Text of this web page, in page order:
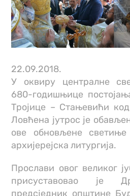
22.09.2018.
У оквиру централне
680-годишњице
Тројице – Стањевићи
Ловћена јутрос је
ове обновљене
архијерејска литургија.
Прослави овог великог
присуставовао је
предсједник општине